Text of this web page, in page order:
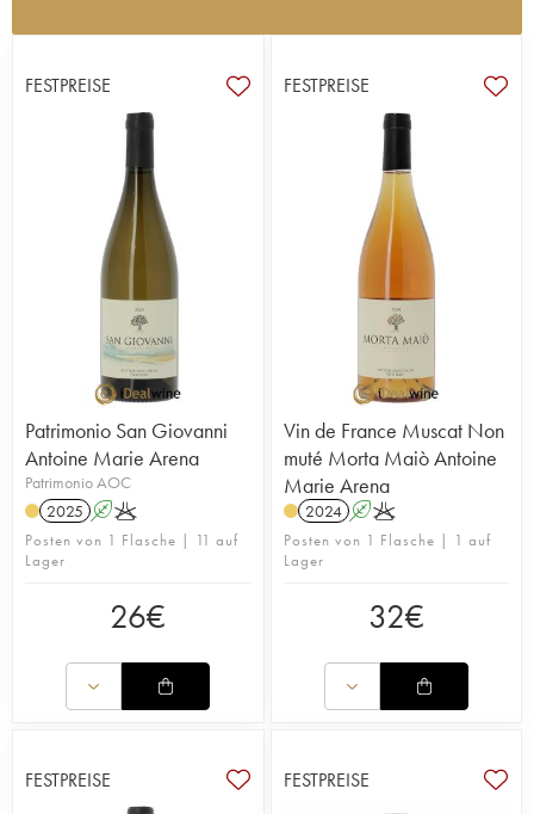
Winzer aus Patrimonio auf Korsika (Region Bastia).
Nachdem er seit 2004 zusammen mit seinem
Vater, seiner Mutter und seinem Bruder auf dem
Familiengut tätig war, begann er 2014 mit der
Herstellung eigener Weine. Er bewirtschaftet
sechs Hektar, vor allem die Terroirs von Carco
und Hauts de Carco, die mit Nielluccio für die
Rotweine und Bianco Gentile, Vermentinu und
Muscat für die Weißweine bepflanzt sind. Das
Ergebnis ist überragend, die Weine gehören
bereits zur Spitze der großen korsischen Weine.
Sie zeichnen sich durch knackige Fruchtigkeit,
Köstlichkeit, Eleganz und Tiefe aus. Die Nachfolge
ist gesichert!Lesen Sie den Blogartikel über das
Weingut Antoine-Marie Arena
FESTPREISE
Patrimonio San Giovanni
Antoine Marie Arena
Patrimonio AOC
2025 AK
Posten von 1 Flasche | 11 auf
Lager
26€
FESTPREISE
Vin de France Muscat Non
muté Morta Maiò Antoine
Marie Arena
2024 AK
Posten von 1 Flasche | 1 auf
Lager
32€
FESTPREISE FESTPREISE